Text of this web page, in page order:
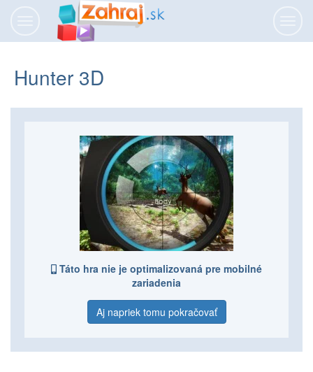
navigáciu
Hunter 3D
Táto hra nie je optimalizovaná pre mobilné
zariadenia
Aj napriek tomu pokračovať